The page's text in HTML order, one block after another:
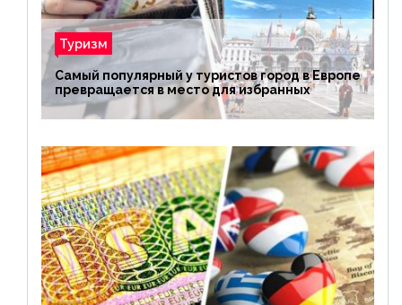
Туризм
Самый популярный у туристов город в Европе
превращается в место для избранных